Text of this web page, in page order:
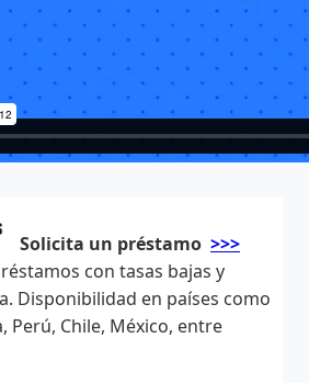
Solicita un préstamo >>>
con tasas bajas y
Disponibilidad en países como
Perú, Chile, México, entre